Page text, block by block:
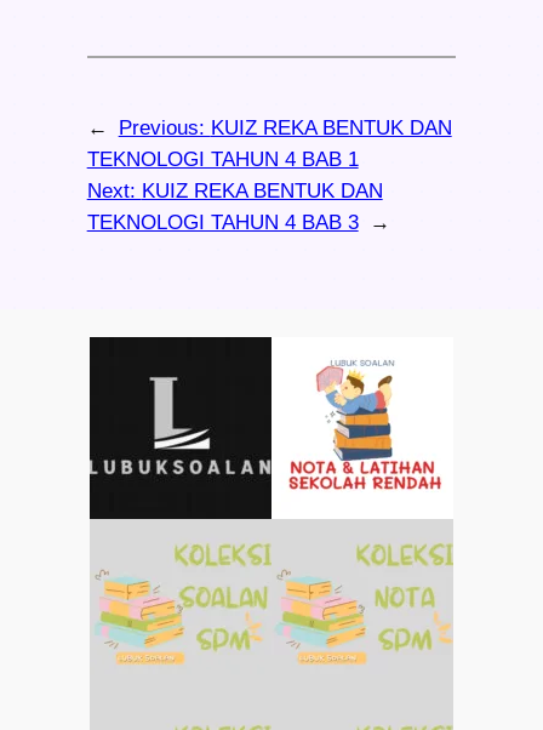
← Previous: KUIZ REKA BENTUK DAN
TEKNOLOGI TAHUN 4 BAB 1
Next: KUIZ REKA BENTUK DAN
TEKNOLOGI TAHUN 4 BAB 3
→